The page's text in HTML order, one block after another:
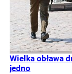
Wielka obława
jedno